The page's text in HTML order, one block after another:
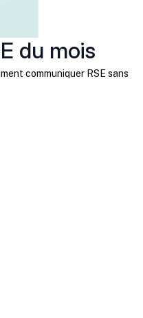
du mois
communiquer RSE sans